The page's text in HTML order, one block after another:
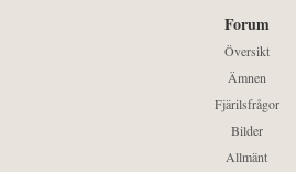
Forum
Översikt
Ämnen
Fjärilsfrågor
Bilder
Allmänt